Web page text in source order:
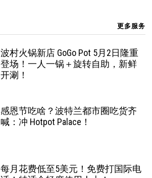
更多服务
波村火锅新店 GoGo Pot 5月2日隆重
登场！一人一锅＋旋转自助，新鲜
开涮！
感恩节吃啥？波特兰都市圈吃货齐
喊：冲 Hotpot Palace！
每月花费低至5美元！免费打国际电